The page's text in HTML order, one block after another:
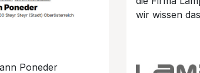
Poneder
wir wissen